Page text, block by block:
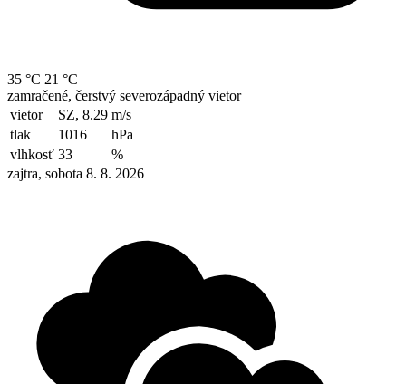
35 °C 21 °C
zamračené, čerstvý severozápadný vietor
vietor
SZ, 8.29 m/s
tlak
1016
hPa
vlhkosť 33
%
zajtra, sobota 8. 8. 2026